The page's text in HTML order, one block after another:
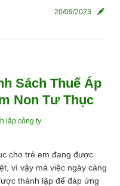
20/09/2023
Sách Thuế Áp
Non Tư Thục
lập công ty
cho trẻ em đang được
vì vậy mà việc ngày càng
thành lập để đáp ứng